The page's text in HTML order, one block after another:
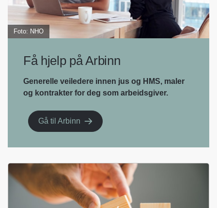
Foto: NHO
Få hjelp på Arbinn
Generelle veiledere innen jus og HMS, maler
og kontrakter for deg som arbeidsgiver.
Gå til Arbinn